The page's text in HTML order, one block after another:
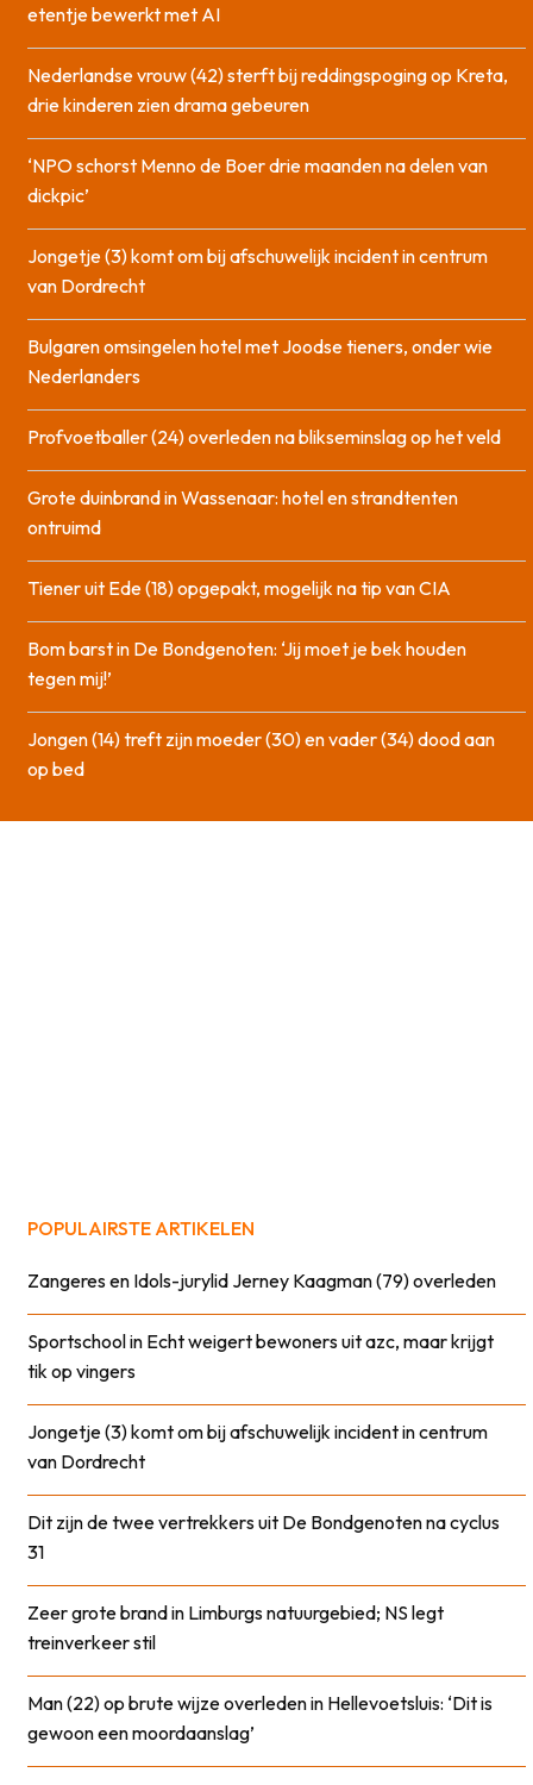
etentje bewerkt met AI
Nederlandse vrouw (42) sterft bij reddingspoging op Kreta,
drie kinderen zien drama gebeuren
‘NPO schorst Menno de Boer drie maanden na delen van
dickpic’
Jongetje (3) komt om bij afschuwelijk incident in centrum
van Dordrecht
Bulgaren omsingelen hotel met Joodse tieners, onder wie
Nederlanders
Profvoetballer (24) overleden na blikseminslag op het veld
Grote duinbrand in Wassenaar: hotel en strandtenten
ontruimd
Tiener uit Ede (18) opgepakt, mogelijk na tip van CIA
Bom barst in De Bondgenoten: ‘Jij moet je bek houden
tegen mij!’
Jongen (14) treft zijn moeder (30) en vader (34) dood aan
op bed
POPULAIRSTE ARTIKELEN
Zangeres en Idols-jurylid Jerney Kaagman (79) overleden
Sportschool in Echt weigert bewoners uit azc, maar krijgt
tik op vingers
Jongetje (3) komt om bij afschuwelijk incident in centrum
van Dordrecht
Dit zijn de twee vertrekkers uit De Bondgenoten na cyclus
31
Zeer grote brand in Limburgs natuurgebied; NS legt
treinverkeer stil
Man (22) op brute wijze overleden in Hellevoetsluis: ‘Dit is
gewoon een moordaanslag’